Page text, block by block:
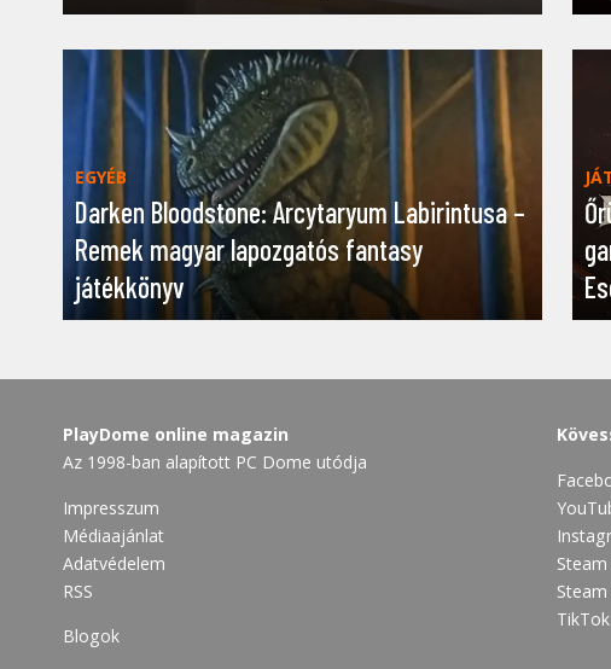
EGYÉB
Darken Bloodstone: Arcytaryum Labirintusa –
Remek magyar lapozgatós fantasy
játékkönyv
PlayDome online magazin
Az 1998-ban alapított PC Dome utódja
Impresszum
Médiaajánlat
Adatvédelem
RSS
Blogok
TikTok